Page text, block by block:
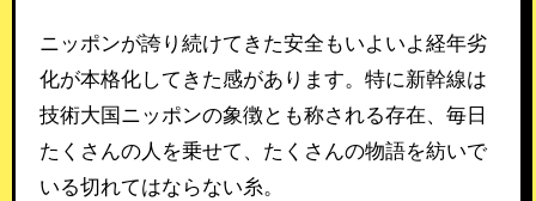
ニッポンが誇り続けてきた安全もいよいよ経年劣
化が本格化してきた感があります。特に新幹線は
技術大国ニッポンの象徴とも称される存在、毎日
たくさんの人を乗せて、たくさんの物語を紡いで
いる切れてはならない糸。